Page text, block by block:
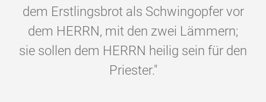
dem Erstlingsbrot als Schwingopfer vor
dem HERRN, mit den zwei Lämmern;
sie sollen dem HERRN heilig sein für den
Priester."